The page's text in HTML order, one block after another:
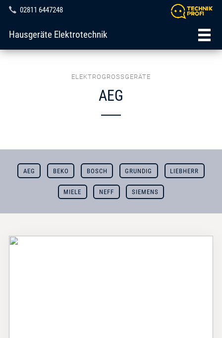
02811 6447248
Hausgeräte Elektrotechnik
ELEKTROGROSSGERÄTE
AEG
AEG BEKO BOSCH GRUNDIG LIEBHERR
MIELE NEFF SIEMENS